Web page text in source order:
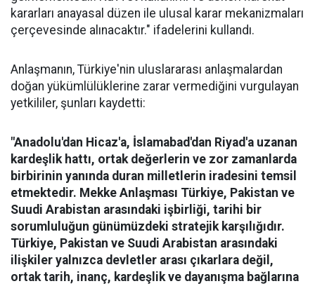
kararları anayasal düzen ile ulusal karar mekanizmaları
çerçevesinde alınacaktır." ifadelerini kullandı.
Anlaşmanın, Türkiye'nin uluslararası anlaşmalardan
doğan yükümlülüklerine zarar vermediğini vurgulayan
yetkililer, şunları kaydetti:
"Anadolu'dan Hicaz'a, İslamabad'dan Riyad'a uzanan
kardeşlik hattı, ortak değerlerin ve zor zamanlarda
birbirinin yanında duran milletlerin iradesini temsil
etmektedir. Mekke Anlaşması Türkiye, Pakistan ve
Suudi Arabistan arasındaki işbirliği, tarihi bir
sorumluluğun günümüzdeki stratejik karşılığıdır.
Türkiye, Pakistan ve Suudi Arabistan arasındaki
ilişkiler yalnızca devletler arası çıkarlara değil,
ortak tarih, inanç, kardeşlik ve dayanışma bağlarına